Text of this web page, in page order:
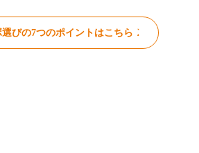
びの7つのポイントはこちら！